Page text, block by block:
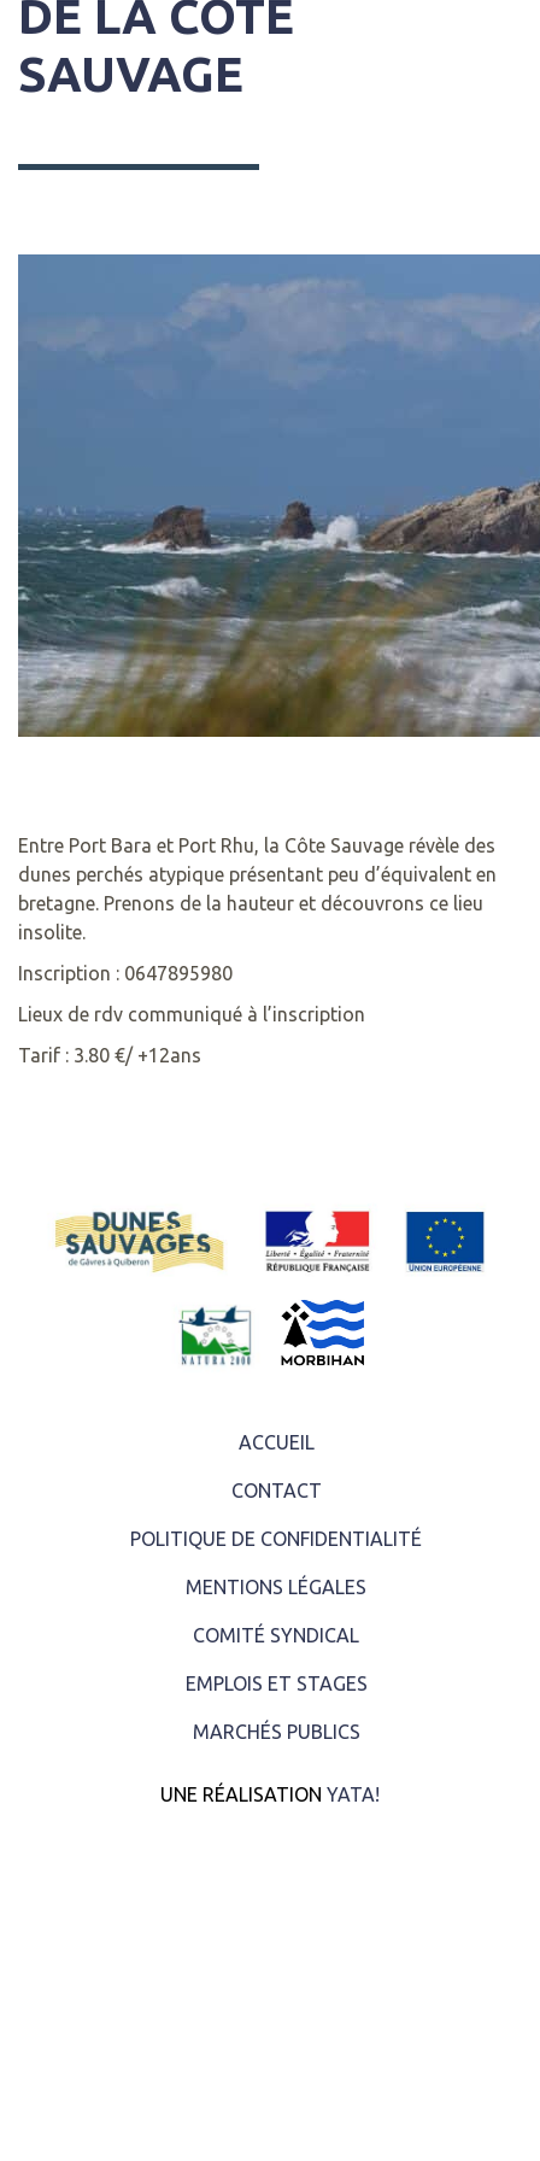
DE LA CÔTE
SAUVAGE
Entre Port Bara et Port Rhu, la Côte Sauvage révèle des
dunes perchés atypique présentant peu d’équivalent en
bretagne. Prenons de la hauteur et découvrons ce lieu
insolite.
Inscription : 0647895980
Lieux de rdv communiqué à l’inscription
Tarif : 3.80 €/ +12ans
ACCUEIL
CONTACT
POLITIQUE DE CONFIDENTIALITÉ
MENTIONS LÉGALES
COMITÉ SYNDICAL
EMPLOIS ET STAGES
MARCHÉS PUBLICS
UNE RÉALISATION YATA!